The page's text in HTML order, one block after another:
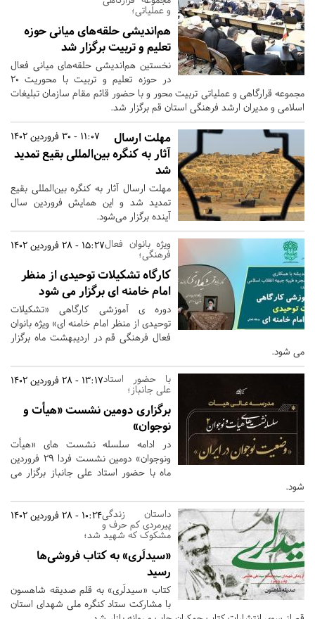
و عملیاتی؛
هم‌اندیشی حلقه‌های میانی حوزه
تعلیم و تربیت برگزار شد
نخستین هم‌اندیشی حلقه‌های میانی فعال
در حوزه تعلیم و تربیت با محوریت ۲۰
مجموعه قرارگاهی و عملیاتی تربیت محور و با حضور قائم مقام سازمان تبلیغات
اسلامی و مدیران ارشد فرهنگی استان قم برگزار شد.
11:07 - 30 فروردین 1402
مهلت ارسال
آثار به کنگره بین‌المللی بقیع تمدید
شد
مهلت ارسال آثار به کنگره بین‌المللی بقیع
تمدید شد و این همایش فروردین سال
آینده برگزار می‌شود.
15:27 - 28 فروردین 1402ویژه بانوان فعال
فرهنگی؛
کارگاه تشکیلات توحیدی از منظر
امام خامنه ای برگزار می شود
دوره ی آموزشی کارگاهی «تشکیلات
توحیدی از منظر امام خامنه ای» ویژه بانوان
فعال فرهنگی قم در اردیبهشت ماه برگزار
می شود.
13:17 - 28 فروردین 1402با حضور استاد
علی جانباز؛
برگزاری دومین نشست «هیأت و
نوجوان»
در ادامه سلسله نشست های «هیأت
ونوجوان» دومین نشست فردا 29 فروردین
ماه با حضور استاد علی جانباز برگزار می
شود.
10:24 - 28 فروردین 1402داستان زندگی
پیرمردی کم حرف و
مشکوک که شهید شد؛
«سیدلَری» به کتاب فروشی‌ها
رسید
کتاب «سیدلَری» به قلم صدیقه شاهسون
با مشارکت ستاد کنگره ملی شهدای استان